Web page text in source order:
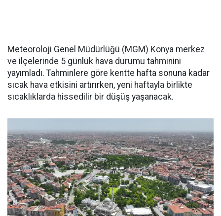
Meteoroloji Genel Müdürlüğü (MGM) Konya merkez
ve ilçelerinde 5 günlük hava durumu tahminini
yayımladı. Tahminlere göre kentte hafta sonuna kadar
sıcak hava etkisini artırırken, yeni haftayla birlikte
sıcaklıklarda hissedilir bir düşüş yaşanacak.